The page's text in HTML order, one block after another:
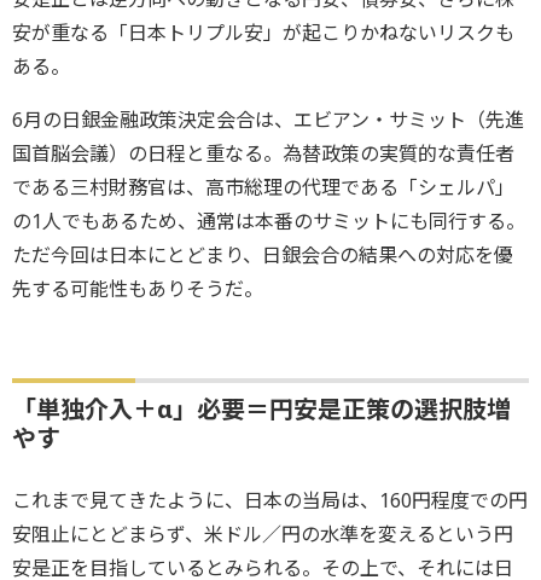
安が重なる「日本トリプル安」が起こりかねないリスクも
ある。
6月の日銀金融政策決定会合は、エビアン・サミット（先進
国首脳会議）の日程と重なる。為替政策の実質的な責任者
である三村財務官は、高市総理の代理である「シェルパ」
の1人でもあるため、通常は本番のサミットにも同行する。
ただ今回は日本にとどまり、日銀会合の結果への対応を優
先する可能性もありそうだ。
「単独介入＋α」必要＝円安是正策の選択肢増
やす
これまで見てきたように、日本の当局は、160円程度での円
安阻止にとどまらず、米ドル／円の水準を変えるという円
安是正を目指しているとみられる。その上で、それには日